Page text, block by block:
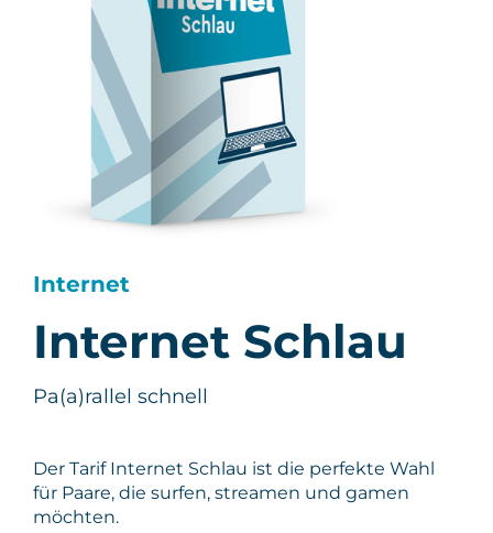
Internet
Internet Schlau
Pa(a)rallel schnell
Der Tarif Internet Schlau ist die perfekte Wahl
für Paare, die surfen, streamen und gamen
möchten.